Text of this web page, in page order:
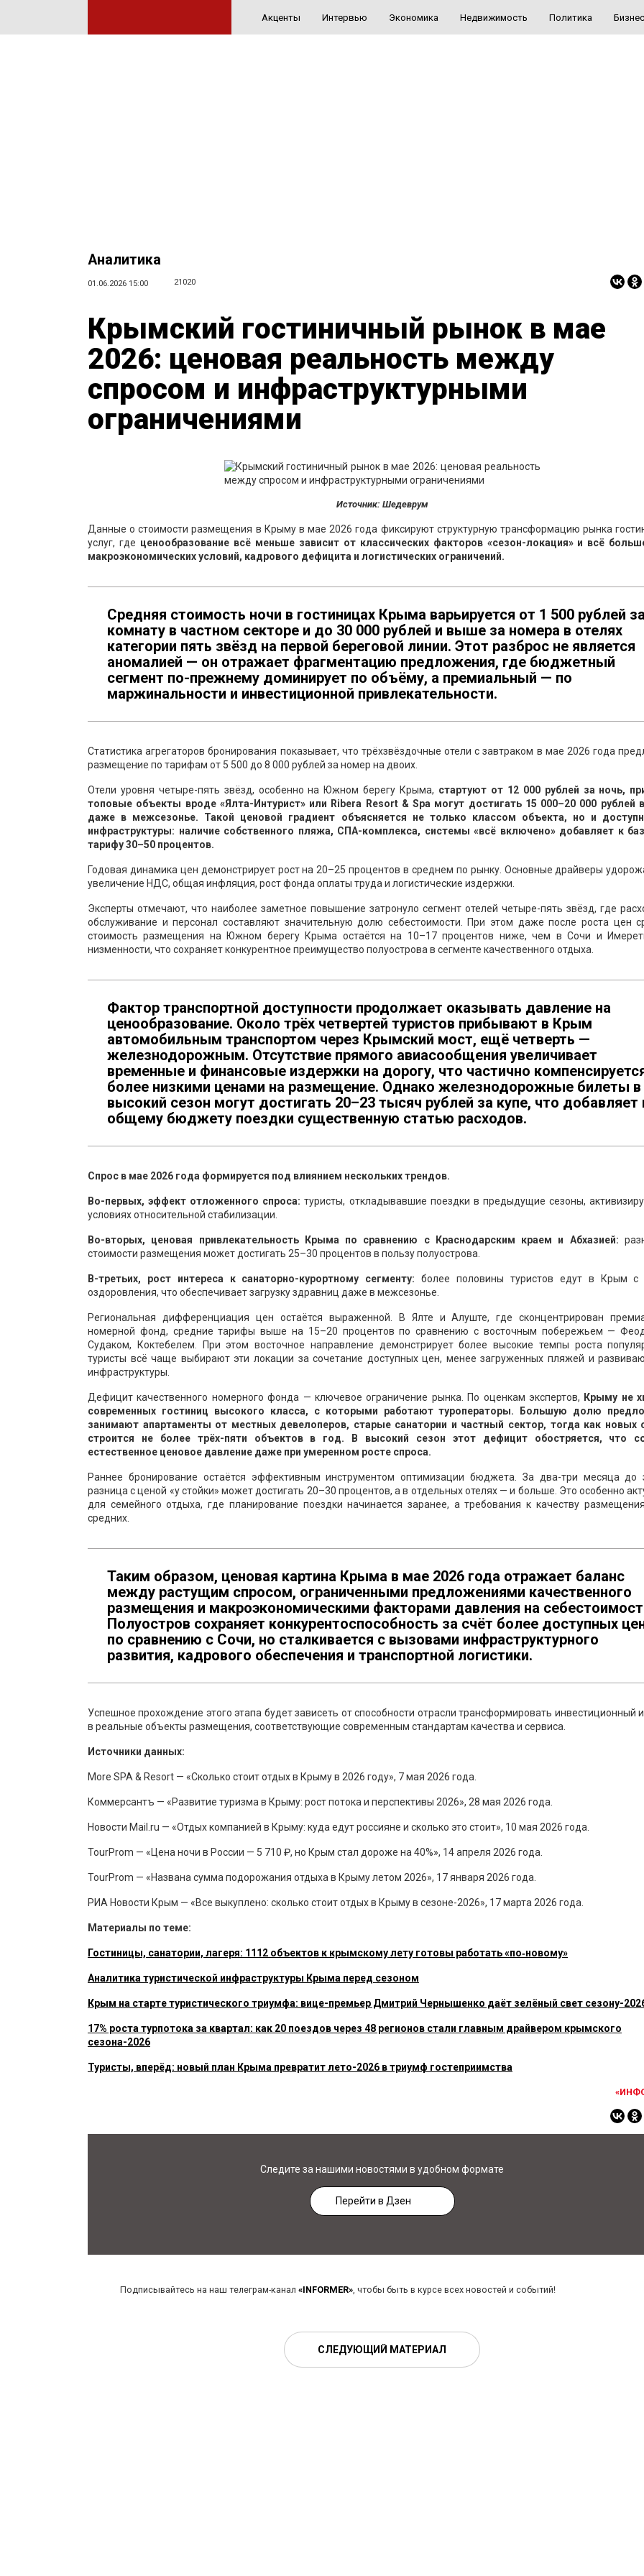
Акценты Интервью Экономика Недвижимость Политика Бизнес
Аналитика
01.06.2026 15:00 21020
Крымский гостиничный рынок в мае
2026: ценовая реальность между
спросом и инфраструктурными
ограничениями
Источник: Шедеврум
Данные о стоимости размещения в Крыму в мае 2026 года фиксируют структурную трансформацию рынка
услуг, где ценообразование всё меньше зависит от классических факторов «сезон-локация» и всё
макроэкономических условий, кадрового дефицита и логистических ограничений.
Средняя стоимость ночи в гостиницах Крыма варьируется от 1 500 рублей за
комнату в частном секторе и до 30 000 рублей и выше за номера в отелях
категории пять звёзд на первой береговой линии. Этот разброс не является
аномалией — он отражает фрагментацию предложения, где бюджетный
сегмент по-прежнему доминирует по объёму, а премиальный — по
маржинальности и инвестиционной привлекательности.
Статистика агрегаторов бронирования показывает, что трёхзвёздочные отели с завтраком в мае 2026 года
размещение по тарифам от 5 500 до 8 000 рублей за номер на двоих.
Отели уровня четыре-пять звёзд, особенно на Южном берегу Крыма, стартуют от 12 000 рублей за ночь,
топовые объекты вроде «Ялта-Интурист» или Ribera Resort & Spa могут достигать 15 000–20 000 рублей
даже в межсезонье. Такой ценовой градиент объясняется не только классом объекта, но и
инфраструктуры: наличие собственного пляжа, СПА-комплекса, системы «всё включено» добавляет к
тарифу 30–50 процентов.
Годовая динамика цен демонстрирует рост на 20–25 процентов в среднем по рынку. Основные драйверы
увеличение НДС, общая инфляция, рост фонда оплаты труда и логистические издержки.
Эксперты отмечают, что наиболее заметное повышение затронуло сегмент отелей четыре-пять звёзд, где
обслуживание и персонал составляют значительную долю себестоимости. При этом даже после роста цен
стоимость размещения на Южном берегу Крыма остаётся на 10–17 процентов ниже, чем в Сочи и
низменности, что сохраняет конкурентное преимущество полуострова в сегменте качественного отдыха.
Фактор транспортной доступности продолжает оказывать давление на
ценообразование. Около трёх четвертей туристов прибывают в Крым
автомобильным транспортом через Крымский мост, ещё четверть —
железнодорожным. Отсутствие прямого авиасообщения увеличивает
временные и финансовые издержки на дорогу, что частично
более низкими ценами на размещение. Однако железнодорожные билеты в
высокий сезон могут достигать 20–23 тысяч рублей за купе, что добавляет
общему бюджету поездки существенную статью расходов.
Спрос в мае 2026 года формируется под влиянием нескольких трендов.
Во-первых, эффект отложенного спроса: туристы, откладывавшие поездки в предыдущие сезоны,
условиях относительной стабилизации.
Во-вторых, ценовая привлекательность Крыма по сравнению с Краснодарским краем и Абхазией:
стоимости размещения может достигать 25–30 процентов в пользу полуострова.
В-третьих, рост интереса к санаторно-курортному сегменту: более половины туристов едут в Крым с
оздоровления, что обеспечивает загрузку здравниц даже в межсезонье.
Региональная дифференциация цен остаётся выраженной. В Ялте и Алуште, где сконцентрирован
номерной фонд, средние тарифы выше на 15–20 процентов по сравнению с восточным побережьем —
Судаком, Коктебелем. При этом восточное направление демонстрирует более высокие темпы роста
туристы всё чаще выбирают эти локации за сочетание доступных цен, менее загруженных пляжей и
инфраструктуры.
Дефицит качественного номерного фонда — ключевое ограничение рынка. По оценкам экспертов, Крыму не
современных гостиниц высокого класса, с которыми работают туроператоры. Большую долю
занимают апартаменты от местных девелоперов, старые санатории и частный сектор, тогда как новых
строится не более трёх-пяти объектов в год. В высокий сезон этот дефицит обостряется, что
естественное ценовое давление даже при умеренном росте спроса.
Раннее бронирование остаётся эффективным инструментом оптимизации бюджета. За два-три месяца до
разница с ценой «у стойки» может достигать 20–30 процентов, а в отдельных отелях — и больше. Это особенно
для семейного отдыха, где планирование поездки начинается заранее, а требования к качеству
средних.
Таким образом, ценовая картина Крыма в мае 2026 года отражает баланс
между растущим спросом, ограниченными предложениями качественного
размещения и макроэкономическими факторами давления на
Полуостров сохраняет конкурентоспособность за счёт более доступных
по сравнению с Сочи, но сталкивается с вызовами инфраструктурного
развития, кадрового обеспечения и транспортной логистики.
Успешное прохождение этого этапа будет зависеть от способности отрасли трансформировать инвестиционный
в реальные объекты размещения, соответствующие современным стандартам качества и сервиса.
Источники данных:
More SPA & Resort — «Сколько стоит отдых в Крыму в 2026 году», 7 мая 2026 года.
Коммерсантъ — «Развитие туризма в Крыму: рост потока и перспективы 2026», 28 мая 2026 года.
Новости Mail.ru — «Отдых компанией в Крыму: куда едут россияне и сколько это стоит», 10 мая 2026 года.
TourProm — «Цена ночи в России — 5 710 ₽, но Крым стал дороже на 40%», 14 апреля 2026 года.
TourProm — «Названа сумма подорожания отдыха в Крыму летом 2026», 17 января 2026 года.
РИА Новости Крым — «Все выкуплено: сколько стоит отдых в Крыму в сезоне-2026», 17 марта 2026 года.
Материалы по теме:
Гостиницы, санатории, лагеря: 1112 объектов к крымскому лету готовы работать «по‑новому»
Аналитика туристической инфраструктуры Крыма перед сезоном
Крым на старте туристического триумфа: вице-премьер Дмитрий Чернышенко даёт зелёный свет сезону-
17% роста турпотока за квартал: как 20 поездов через 48 регионов стали главным драйвером крымского
сезона-2026
Туристы, вперёд: новый план Крыма превратит лето-2026 в триумф гостеприимства
Следите за нашими новостями в удобном формате
Перейти в Дзен
Подписывайтесь на наш телеграм-канал «INFORMER», чтобы быть в курсе всех новостей и событий!
СЛЕДУЮЩИЙ МАТЕРИАЛ